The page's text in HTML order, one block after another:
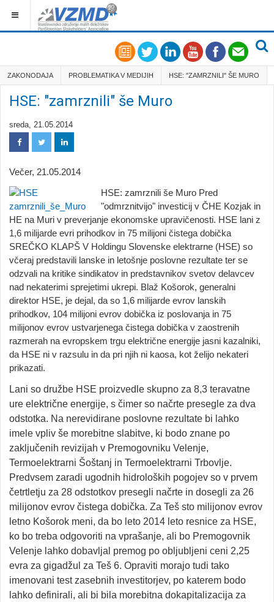
ZAKONODAJA PROBLEMATIKA V MEDIJIH HSE: "ZAMRZNILI" ŠE MURO
HSE: "zamrznili" še Muro
sreda, 21.05.2014
Večer, 21.05.2014
HSE: zamrznili še Muro Pred
"odmrznitvijo" investicij v ČHE Kozjak in
HE na Muri v preverjanje ekonomske upravičenosti. HSE lani z
1,6 milijarde evri prihodkov in 75 milijoni čistega dobička
SREČKO KLAPŠ V Holdingu Slovenske elektrarne (HSE) so
včeraj predstavili lanske in letošnje poslovne rezultate ter se
odzvali na kritike sindikatov in predstavnikov svetov delavcev
nad nekaterimi sprejetimi ukrepi. Blaž Košorok, generalni
direktor HSE, je dejal, da so 1,6 milijarde evrov lanskih
prihodkov, 104 milijoni evrov dobička iz poslovanja in 75
milijonov evrov ustvarjenega čistega dobička v zaostrenih
razmerah na evropskem trgu električne energije jasni kazalniki,
da HSE ni v razsulu in da pri njih ni kaosa, kot želijo nekateri
prikazati.
Lani so družbe HSE proizvedle skupno za 8,3 teravatne
ure električne energije, s čimer so načrte presegle za dva
odstotka. Na nerevidirane poslovne rezultate bi lahko
imele vpliv še morebitne slabitve, ki bodo znane po
zaključenih revizijah v Premogovniku Velenje,
Termoelektrarni Šoštanj in Termoelektrarni Trbovlje.
Predvsem zaradi ugodnih hidroloških pogojev so v prvem
četrtletju za 28 odstotkov presegli načrte in dosegli za 26
milijonov evrov čistega dobička. Za Teš sto milijonov evrov
letno Košorok meni, da bo leto 2014 leto resnice za HSE,
ko bo treba odgovoriti na vprašanje, ali bo Premogovnik
Velenje lahko dobavljal premog po obljubljeni ceni 2,25
evra za gigadžul za Teš 6. Opraviti morajo tudi tako
imenovani test zasebnih investitorjev, po katerem bodo
lahko definirali, ali bi bila morebitna dokapitalizacija za